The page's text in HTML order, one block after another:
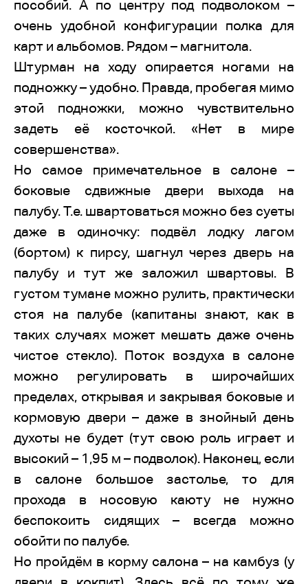
пособий. А по центру под подволоком –
очень удобной конфигурации полка для
карт и альбомов. Рядом – магнитола.
Штурман на ходу опирается ногами на
подножку – удобно. Правда, пробегая мимо
этой подножки, можно чувствительно
задеть её косточкой. «Нет в мире
совершенства».
Но самое примечательное в салоне –
боковые сдвижные двери выхода на
палубу. Т.е. швартоваться можно без суеты
даже в одиночку: подвёл лодку лагом
(бортом) к пирсу, шагнул через дверь на
палубу и тут же заложил швартовы. В
густом тумане можно рулить, практически
стоя на палубе (капитаны знают, как в
таких случаях может мешать даже очень
чистое стекло). Поток воздуха в салоне
можно регулировать в широчайших
пределах, открывая и закрывая боковые и
кормовую двери – даже в знойный день
духоты не будет (тут свою роль играет и
высокий – 1,95 м – подволок). Наконец, если
в салоне большое застолье, то для
прохода в носовую каюту не нужно
беспокоить сидящих – всегда можно
обойти по палубе.
Но пройдём в корму салона – на камбуз (у